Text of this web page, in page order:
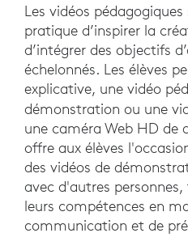
Les vidéos
pratique d’inspirer la
d’intégrer des objectifs
échelonnés. Les élèves
explicative, une vidéo
démonstration ou une
une caméra Web HD de
offre aux élèves
des vidéos de
avec d'autres
leurs compétences en
communication et de